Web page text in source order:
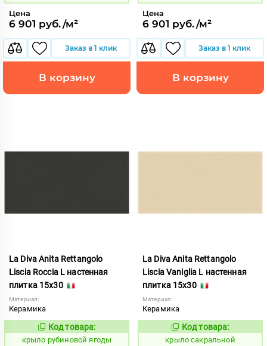
Цена
6 901 руб./м²
Заказ в 1 клик
В корзину
Цена
6 901 руб./м²
Заказ в 1 клик
В корзину
La Diva Anita Rettangolo
Liscia Roccia L настенная
плитка 15x30
Материал:
Керамика
838124
Код товара:
крыло рубиновой ягоды
La Diva Anita Rettangolo
Liscia Vaniglia L настенная
плитка 15x30
Материал:
Керамика
838128
Код товара:
крыло сакральной